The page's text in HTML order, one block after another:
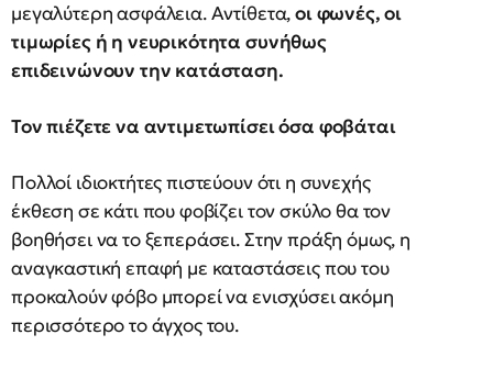
μεγαλύτερη ασφάλεια. Αντίθετα,οι φωνές, οι
τιμωρίες ή η νευρικότητα συνήθως
επιδεινώνουν την κατάσταση.
Τον πιέζετε να αντιμετωπίσει όσα φοβάται
Πολλοί ιδιοκτήτες πιστεύουν ότι η συνεχής
έκθεση σε κάτι που φοβίζει τον σκύλο θα τον
βοηθήσει να το ξεπεράσει. Στην πράξη όμως, η
αναγκαστική επαφή με καταστάσεις που του
προκαλούν φόβο μπορεί να ενισχύσει ακόμη
περισσότερο το άγχος του.